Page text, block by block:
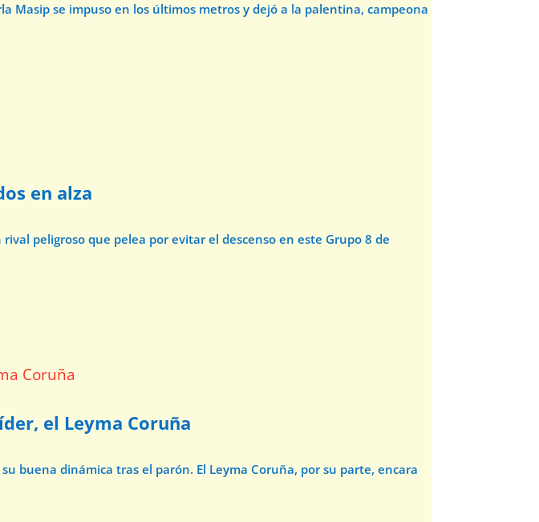
Masip se impuso en los últimos metros y dejó a la palentina, campeona
en alza
peligroso que pelea por evitar el descenso en este Grupo 8 de
el Leyma Coruña
buena dinámica tras el parón. El Leyma Coruña, por su parte, encara